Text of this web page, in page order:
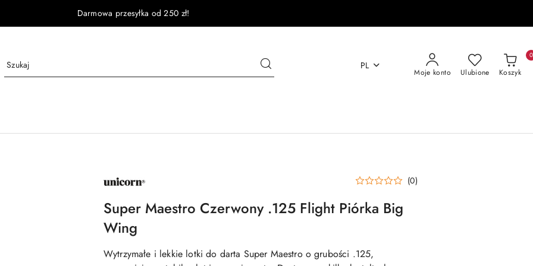
Darmowa przesyłka od 250 zł!
PL
Moje konto Ulubione Koszyk
0
NAZWA
PRODUCENTA: (0)
Super Maestro Czerwony .125 Flight Piórka Big
Wing
Wytrzymałe i lekkie lotki do darta Super Maestro o grubości .125,